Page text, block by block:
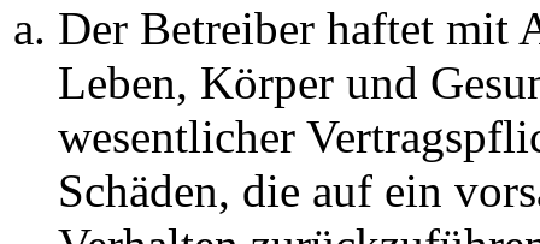
Der Betreiber haftet mit
Leben, Körper und
wesentlicher
Schäden, die auf ein